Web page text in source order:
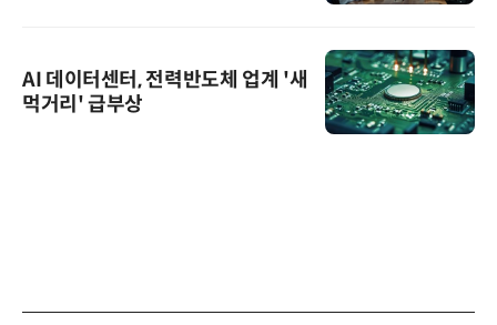
AI 데이터센터, 전력반도체 업계 '새
먹거리' 급부상